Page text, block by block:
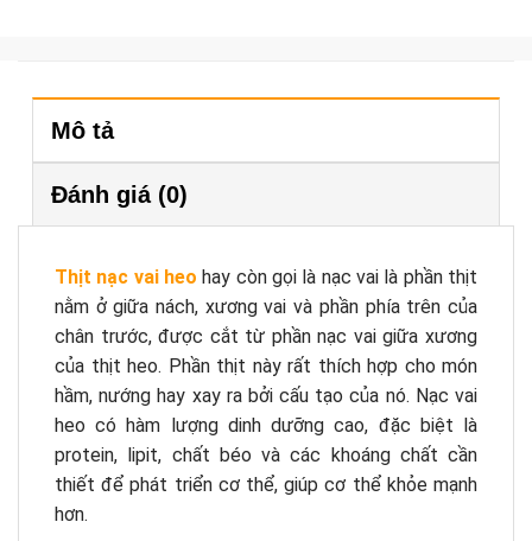
Mô tả
Đánh giá (0)
Thịt nạc vai heo hay còn gọi là nạc vai là phần thịt
nằm ở giữa nách, xương vai và phần phía trên của
chân trước, được cắt từ phần nạc vai giữa xương
của thịt heo. Phần thịt này rất thích hợp cho món
hầm, nướng hay xay ra bởi cấu tạo của nó. Nạc vai
heo có hàm lượng dinh dưỡng cao, đặc biệt là
protein, lipit, chất béo và các khoáng chất cần
thiết để phát triển cơ thể, giúp cơ thể khỏe mạnh
hơn.